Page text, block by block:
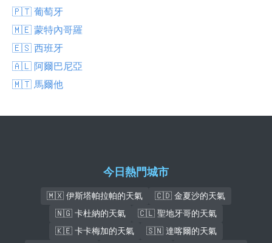
🇵🇹 葡萄牙
🇲🇪 蒙特內哥羅
🇪🇸 西班牙
🇦🇱 阿爾巴尼亞
🇲🇹 馬爾他
今日熱門城市
🇲🇽 伊斯塔帕拉帕的天氣
🇨🇩 金夏沙的天氣
🇳🇬 卡杜納的天氣
🇨🇱 聖地牙哥的天氣
🇰🇪 卡卡梅加的天氣
🇸🇳 達喀爾的天氣